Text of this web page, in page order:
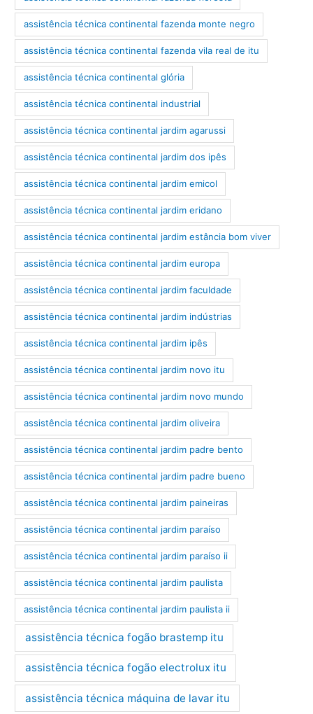
assistência técnica continental fazenda monte negro
assistência técnica continental fazenda vila real de itu
assistência técnica continental glória
assistência técnica continental industrial
assistência técnica continental jardim agarussi
assistência técnica continental jardim dos ipês
assistência técnica continental jardim emicol
assistência técnica continental jardim eridano
assistência técnica continental jardim estância bom viver
assistência técnica continental jardim europa
assistência técnica continental jardim faculdade
assistência técnica continental jardim indústrias
assistência técnica continental jardim ipês
assistência técnica continental jardim novo itu
assistência técnica continental jardim novo mundo
assistência técnica continental jardim oliveira
assistência técnica continental jardim padre bento
assistência técnica continental jardim padre bueno
assistência técnica continental jardim paineiras
assistência técnica continental jardim paraíso
assistência técnica continental jardim paraíso ii
assistência técnica continental jardim paulista
assistência técnica continental jardim paulista ii
assistência técnica fogão brastemp itu
assistência técnica fogão electrolux itu
assistência técnica máquina de lavar itu